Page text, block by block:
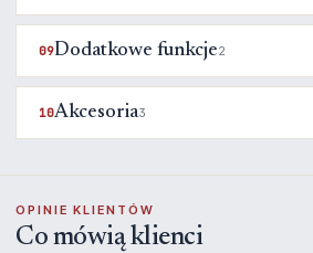
09Dodatkowe funkcje2
10Akcesoria3
OPINIE KLIENTÓW
Co mówią klienci